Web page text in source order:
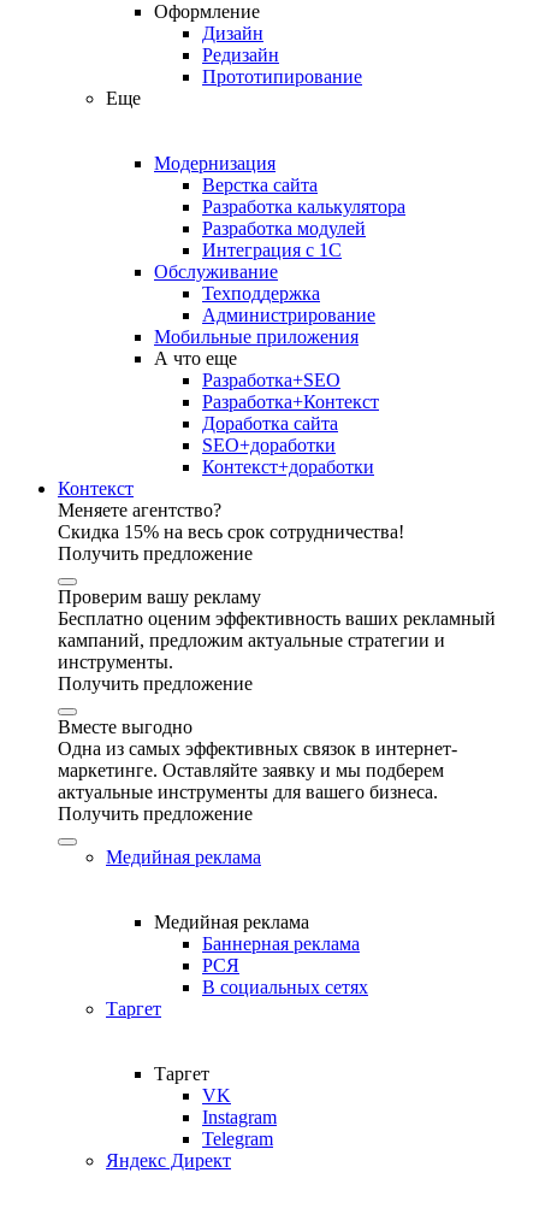
Оформление
Дизайн
Редизайн
Прототипирование
Еще
Модернизация
Верстка сайта
Разработка калькулятора
Разработка модулей
Интеграция с 1С
Обслуживание
Техподдержка
Администрирование
Мобильные приложения
А что еще
Разработка+SEO
Разработка+Контекст
Доработка сайта
SEO+доработки
Контекст+доработки
Контекст
Меняете агентство?
Скидка 15% на весь срок сотрудничества!
Получить предложение
Проверим вашу рекламу
Бесплатно оценим эффективность ваших рекламный
кампаний, предложим актуальные стратегии и
инструменты.
Получить предложение
Вместе выгодно
Одна из самых эффективных связок в интернет-
маркетинге. Оставляйте заявку и мы подберем
актуальные инструменты для вашего бизнеса.
Получить предложение
Медийная реклама
Медийная реклама
Баннерная реклама
РСЯ
В социальных сетях
Таргет
Таргет
VK
Instagram
Telegram
Яндекс Директ